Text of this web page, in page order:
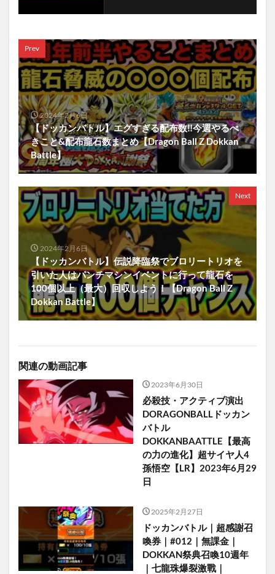
Prev
2024年2月6日
【ドッカンバトル】エグすぎる配布数‼︎今週やるべ
きこと&配布龍石数まとめ【Dragon Ball Z Dokkan
Battle】
Next
2024年2月6日
【ドッカンバトル】伝説降臨祭でブロリートリオを
引いた人はパンチマシンイベントに行って龍石を
100個以上（最大）回収しよう！【Dragon Ball Z
Dokkan Battle】
関連の動画記事
2023年6月30日
必殺技・アクティブ演出
DORAGONBALLドッカン
バトル
DOKKANBAATTLE【最高
の力の進化】超サイヤ人4
孫悟空【LR】2023年6月29
日
2025年2月27日
ドッカンバトル｜超感謝召
喚券｜#012｜無課金｜
DOKKAN祭典召喚10週年
｜七龍珠爆裂激戰｜